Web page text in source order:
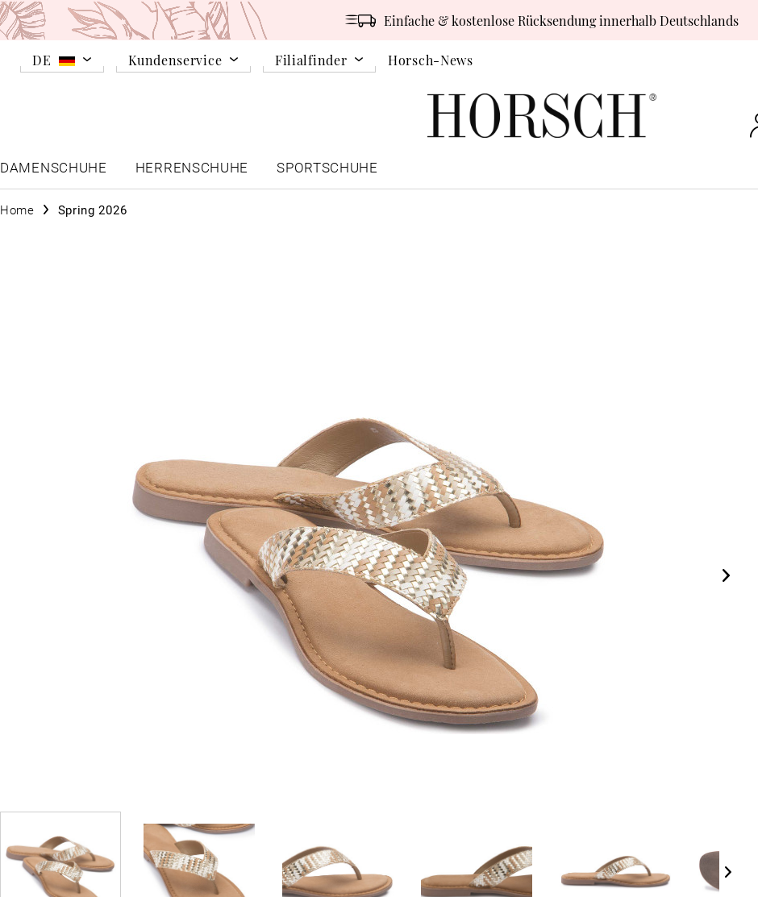
Einfache & kostenlose Rücksendung innerhalb Deutschlands
DE Kundenservice Filialfinder Horsch-News
DAMENSCHUHE
HERRENSCHUHE SPORTSCHUHE
Home Spring 2026